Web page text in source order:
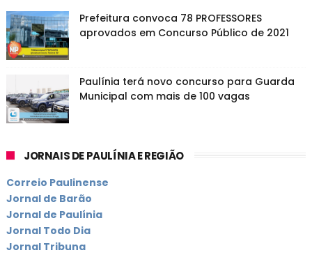
Prefeitura convoca 78 PROFESSORES
aprovados em Concurso Público de 2021
Paulínia terá novo concurso para Guarda
Municipal com mais de 100 vagas
JORNAIS DE PAULÍNIA E REGIÃO
Correio Paulinense
Jornal de Barão
Jornal de Paulínia
Jornal Todo Dia
Jornal Tribuna